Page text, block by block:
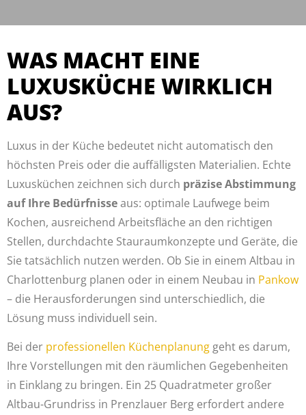
WAS MACHT EINE
LUXUSKÜCHE WIRKLICH
AUS?
Luxus in der Küche bedeutet nicht automatisch den
höchsten Preis oder die auffälligsten Materialien. Echte
Luxusküchen zeichnen sich durch präzise Abstimmung
auf Ihre Bedürfnisseaus: optimale Laufwege beim
Kochen, ausreichend Arbeitsfläche an den richtigen
Stellen, durchdachte Stauraumkonzepte und Geräte, die
Sie tatsächlich nutzen werden. Ob Sie in einem Altbau in
Charlottenburg planen oder in einem Neubau in Pankow
– die Herausforderungen sind unterschiedlich, die
Lösung muss individuell sein.
Bei der professionellen Küchenplanung geht es darum,
Ihre Vorstellungen mit den räumlichen Gegebenheiten
in Einklang zu bringen. Ein 25 Quadratmeter großer
Altbau-Grundriss in Prenzlauer Berg erfordert andere